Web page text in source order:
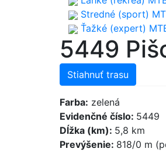
Stredné (sport)
Ťažké (expert)
5449
Stiahnuť trasu
Farba: zelená
Evidenčné číslo: 5449
Dĺžka (km): 5,8 km
Prevýšenie: 818/0 m